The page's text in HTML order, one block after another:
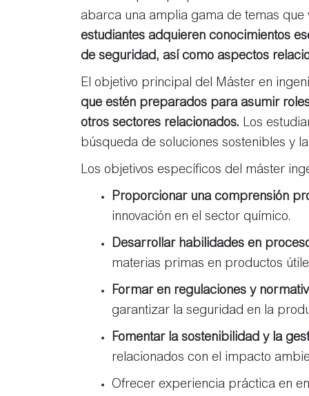
abarca una amplia gama de temas
estudiantes adquieren conocimientos
de seguridad, así como aspectos
El objetivo principal del Máster en
que estén preparados para asumir
otros sectores relacionados. Los
búsqueda de soluciones sostenibles y
Los objetivos específicos del máster
Proporcionar una comprensión
innovación en el sector químico.
Desarrollar habilidades en
materias primas en productos
Formar en regulaciones y
garantizar la seguridad en la
Fomentar la sostenibilidad y la
relacionados con el impacto
Ofrecer experiencia práctica en